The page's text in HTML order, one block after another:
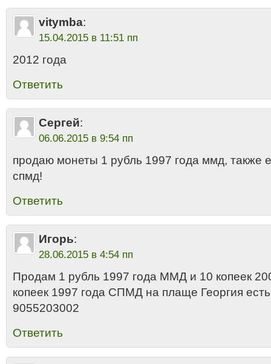
vitymba:
15.04.2015 в 11:51 пп
2012 года
Ответить
Сергей:
06.06.2015 в 9:54 пп
продаю монеты 1 рубль 1997 года ммд, также
спмд!
Ответить
Игорь:
28.06.2015 в 4:54 пп
Продам 1 рубль 1997 года ММД и 10 копеек
копеек 1997 года СПМД на плаще Георгия
9055203002
Ответить